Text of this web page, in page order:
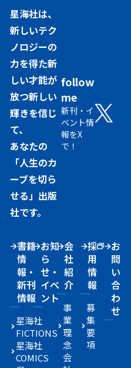
星海社は、
新しいテク
ノロジーの
力を得た新
しい才能が
放つ新しい
輝きを信じ
て、
あなたの
「人生のカ
ーブを切ら
せる」出版
社です。
follow
me
新刊・イ
ベント情
報をX
で！
書籍
情
報・
新刊
情報
星海社
FICTIONS
星海社
COMICS
お知
ら
せ・
イベ
ント
会
社
紹
介
事
業
理
念
会
採
用
情
報
募
集
要
項
お
問
い
合
わ
せ